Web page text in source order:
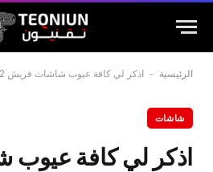
الرئيسية - اذكر لي كافة عيوب شاشات فريش 32 بالتفصيل
شاشات
اذكر لي كافة